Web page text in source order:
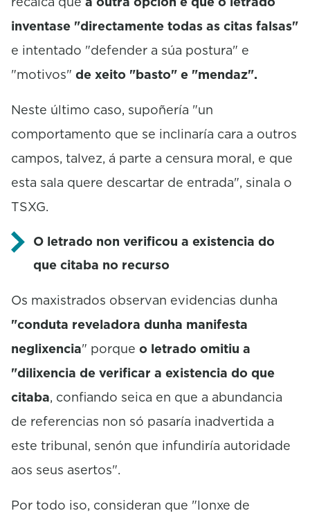
inventase "directamente todas as citas falsas"
e intentado "defender a súa postura" e
"motivos" de xeito "basto" e "mendaz".
Neste último caso, supoñería "un
comportamento que se inclinaría cara a outros
campos, talvez, á parte a censura moral, e que
esta sala quere descartar de entrada", sinala o
TSXG.
O letrado non verificou a existencia do
que citaba no recurso
Os maxistrados observan evidencias dunha
"conduta reveladora dunha manifesta
neglixencia" porque o letrado omitiu a
"dilixencia de verificar a existencia do que
citaba, confiando seica en que a abundancia
de referencias non só pasaría inadvertida a
este tribunal, senón que infundiría autoridade
aos seus asertos".
Por todo iso, consideran que "lonxe de